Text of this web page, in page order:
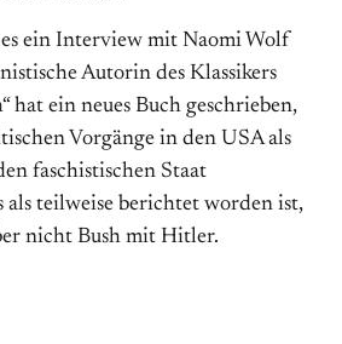
ein Interview mit Naomi Wolf
Autorin des Klassikers
hat ein neues Buch geschrieben,
Vorgänge in den USA als
faschistischen Staat
als teilweise berichtet worden ist,
nicht Bush mit Hitler.